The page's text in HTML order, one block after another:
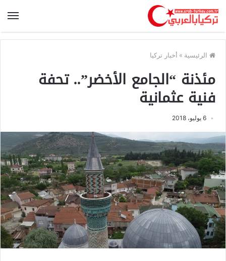
الرئيسية » أخبار تركيا
مئذنة “الجامع الأخضر”.. تحفة
فنية عثمانية
6 يوليو، 2018